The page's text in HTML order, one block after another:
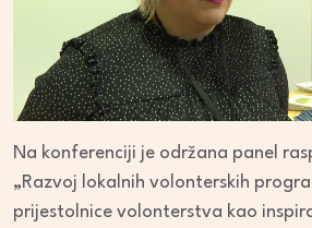
Na konferenciji je održana panel
„Razvoj lokalnih volonterskih
prijestolnice volonterstva kao